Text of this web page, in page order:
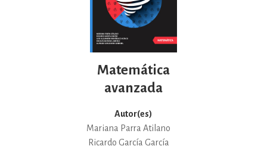
Matemática
avanzada
Autor(es)
Mariana Parra Atilano
Ricardo García García